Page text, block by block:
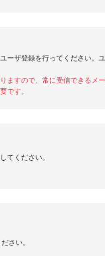
ザ登録を行ってください。
すので、常に受信できるメ
です。
てください。
さい。